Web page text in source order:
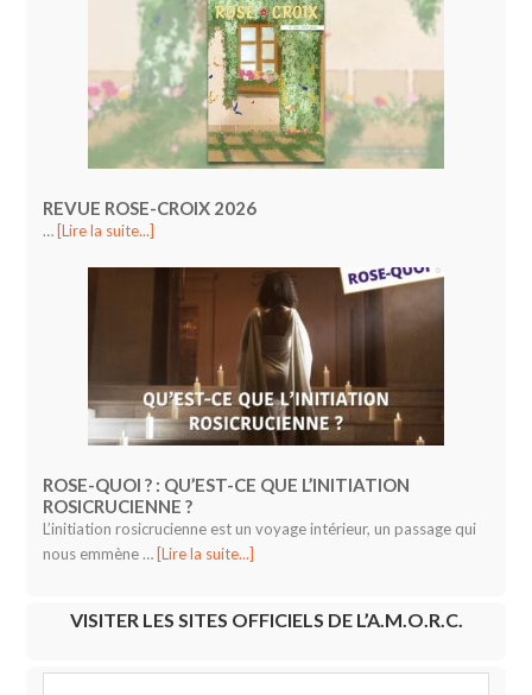
REVUE ROSE-CROIX 2026
… [Lire la suite...]
ROSE-QUOI ? : QU’EST-CE QUE L’INITIATION
ROSICRUCIENNE ?
L’initiation rosicrucienne est un voyage intérieur, un passage qui
nous emmène … [Lire la suite...]
VISITER LES SITES OFFICIELS DE L’A.M.O.R.C.